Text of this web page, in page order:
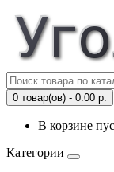
0 товар(ов) - 0.00 р.
В корзине
Категории